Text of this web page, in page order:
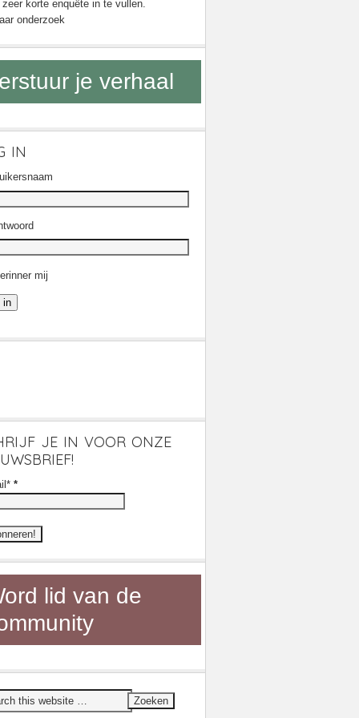
zeer korte enquête in te vullen.
onderzoek
je verhaal
IN
mij
in
JE IN VOOR ONZE
*
lid van de